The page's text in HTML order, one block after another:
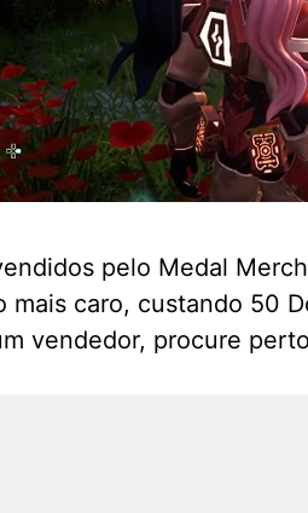
pelo Medal
mais caro, custando 50
vendedor, procure